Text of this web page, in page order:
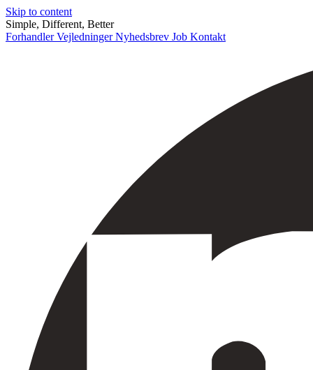
Skip to content
Simple, Different, Better
ForhandlerVejledningerNyhedsbrev Job Kontakt